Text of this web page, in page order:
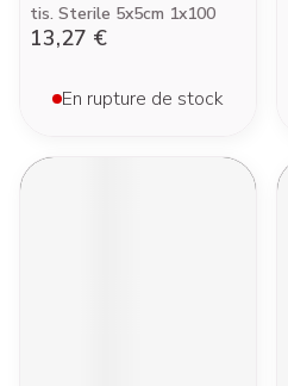
tis. Sterile 5x5cm 1x100
13,27 €
En rupture de stock